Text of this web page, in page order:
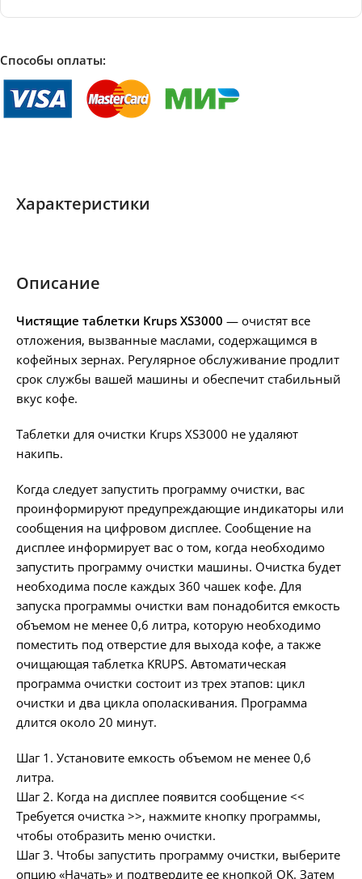
Способы оплаты:
Описание
Чистящие таблетки Krups XS3000 — очистят все
отложения, вызванные маслами, содержащимся в
кофейных зернах. Регулярное обслуживание продлит
срок службы вашей машины и обеспечит стабильный
вкус кофе.
Таблетки для очистки Krups XS3000 не удаляют
накипь.
Когда следует запустить программу очистки, вас
проинформируют предупреждающие индикаторы или
сообщения на цифровом дисплее. Сообщение на
дисплее информирует вас о том, когда необходимо
запустить программу очистки машины. Очистка будет
необходима после каждых 360 чашек кофе. Для
запуска программы очистки вам понадобится емкость
объемом не менее 0,6 литра, которую необходимо
поместить под отверстие для выхода кофе, а также
очищающая таблетка KRUPS. Автоматическая
программа очистки состоит из трех этапов: цикл
очистки и два цикла ополаскивания. Программа
длится около 20 минут.
Шаг 1. Установите емкость объемом не менее 0,6
литра.
Шаг 2. Когда на дисплее появится сообщение <<
Требуется очистка >>, нажмите кнопку программы,
чтобы отобразить меню очистки.
Шаг 3. Чтобы запустить программу очистки, выберите
опцию «Начать» и подтвердите ее кнопкой OK. Затем
Характеристики